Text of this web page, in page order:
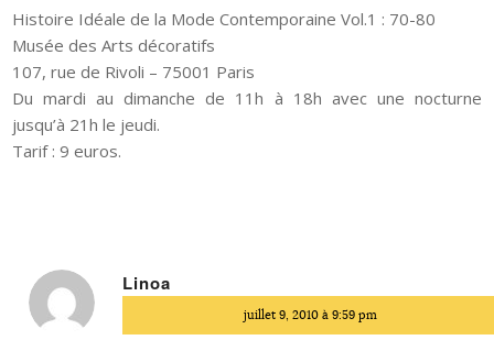
Histoire Idéale de la Mode Contemporaine Vol.1 : 70-80
Musée des Arts décoratifs
107, rue de Rivoli – 75001 Paris
Du mardi au dimanche de 11h à 18h avec une nocturne
jusqu’à 21h le jeudi.
Tarif : 9 euros.
Linoa
:
juillet 9, 2010 à 9:59 pm